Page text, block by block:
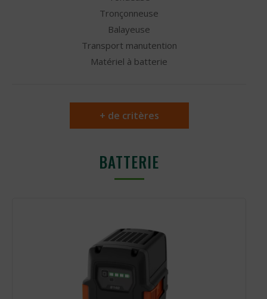
Tronçonneuse
Balayeuse
Transport manutention
Matériel à batterie
+ de critères
BATTERIE